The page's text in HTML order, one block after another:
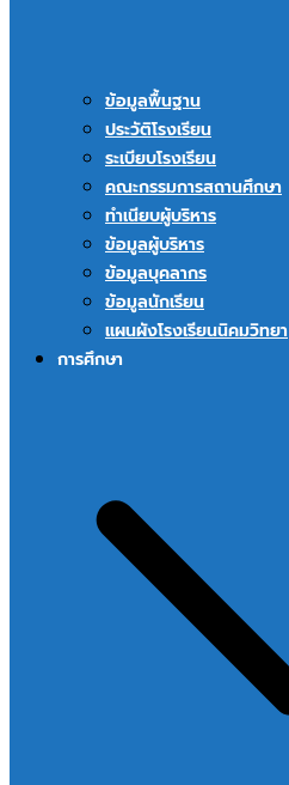
ข้อมูลพื้นฐาน
ประวัติโรงเรียน
ระเบียบโรงเรียน
คณะกรรมการสถานศึกษา
ทำเนียบผู้บริหาร
ข้อมูลผู้บริหาร
ข้อมูลบุคลากร
ข้อมูลนักเรียน
แผนผังโรงเรียนนิคมวิทยา
การศึกษา